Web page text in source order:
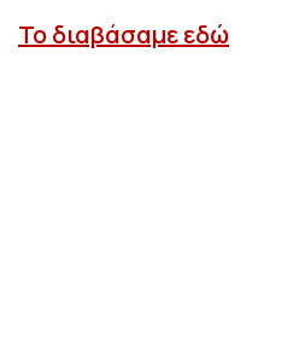
Το διαβάσαμε εδώ